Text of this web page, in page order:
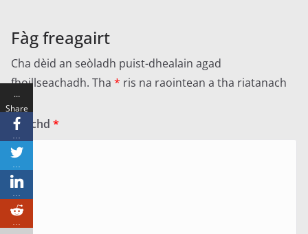
Fàg freagairt
Cha dèid an seòladh puist-dhealain agad
fhoillseachadh. Tha * ris na raointean a tha riatanach
Beachd *
…
Share
s